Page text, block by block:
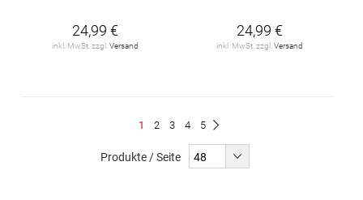
24,99 €
inkl. MwSt. zzgl. Versand
24,99 €
inkl. MwSt. zzgl. Versand
Du
1 Seite
2 Seite
3 Seite
4 Seite
5
Produkte / Seite